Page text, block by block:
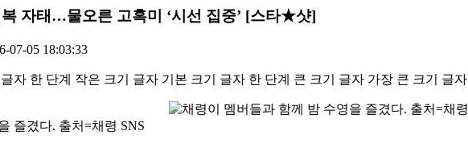
자태…물오른 고혹미 ‘시선 집중’ [스타★샷]
07-05 18:03:33
자 한 단계 작은 크기 글자 기본 크기 글자 한 단계 큰 크기 글자 가장 큰 크기 글자
즐겼다. 출처=채령 SNS